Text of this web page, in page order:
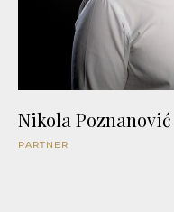
Nikola Poznanović
PARTNER